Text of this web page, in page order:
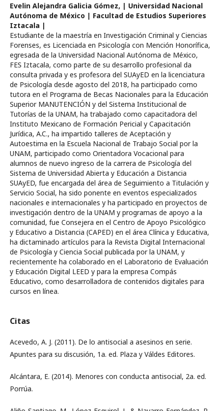
Evelin Alejandra Galicia Gómez, | Universidad Nacional
Autónoma de México | Facultad de Estudios Superiores
Iztacala |
Estudiante de la maestría en Investigación Criminal y Ciencias
Forenses, es Licenciada en Psicología con Mención Honorífica,
egresada de la Universidad Nacional Autónoma de México,
FES Iztacala, como parte de su desarrollo profesional da
consulta privada y es profesora del SUAyED en la licenciatura
de Psicología desde agosto del 2018, ha participado como
tutora en el Programa de Becas Nacionales para la Educación
Superior MANUTENCIÓN y del Sistema Institucional de
Tutorías de la UNAM, ha trabajado como capacitadora del
Instituto Mexicano de Formación Pericial y Capacitación
Jurídica, A.C., ha impartido talleres de Aceptación y
Autoestima en la Escuela Nacional de Trabajo Social por la
UNAM, participado como Orientadora Vocacional para
alumnos de nuevo ingreso de la carrera de Psicología del
Sistema de Universidad Abierta y Educación a Distancia
SUAyED, fue encargada del área de Seguimiento a Titulación y
Servicio Social, ha sido ponente en eventos especializados
nacionales e internacionales y ha participado en proyectos de
investigación dentro de la UNAM y programas de apoyo a la
comunidad, fue Consejera en el Centro de Apoyo Psicológico
y Educativo a Distancia (CAPED) en el área Clínica y Educativa,
ha dictaminado artículos para la Revista Digital Internacional
de Psicología y Ciencia Social publicada por la UNAM, y
recientemente ha colaborado en el Laboratorio de Evaluación
y Educación Digital LEED y para la empresa Compás
Educativo, como desarrolladora de contenidos digitales para
cursos en línea.
Citas
Acevedo, A. J. (2011). De lo antisocial a asesinos en serie.
Apuntes para su discusión, 1a. ed. Plaza y Váldes Editores.
Alcántara, E. (2014). Menores con conducta antisocial, 2a. ed.
Porrúa.